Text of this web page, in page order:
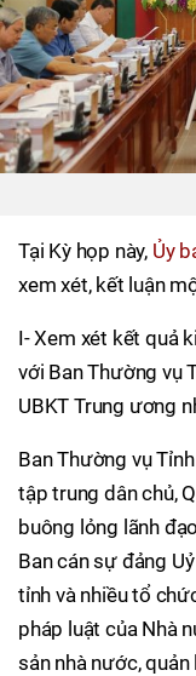
Tại Kỳ họp này, Ủy
xem xét, kết luận
I- Xem xét kết quả
với Ban Thường vụ
UBKT Trung ương
Ban Thường vụ
tập trung dân chủ,
buông lỏng lãnh
Ban cán sự đảng
tỉnh và nhiều tổ
pháp luật của Nhà
sản nhà nước,